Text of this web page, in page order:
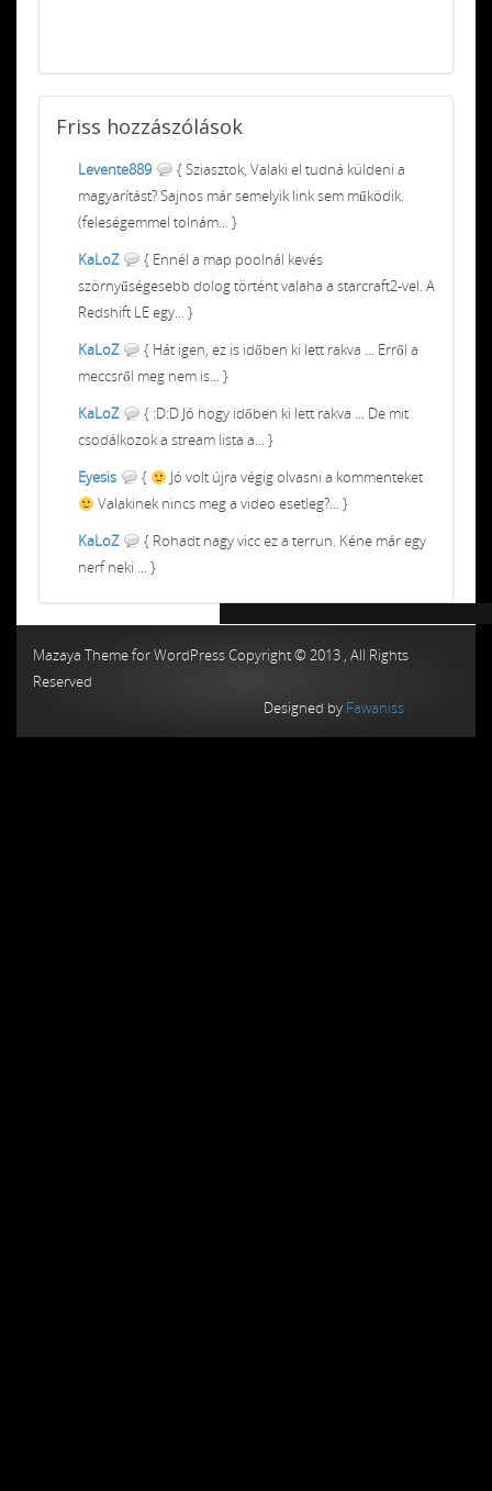
Friss hozzászólások
Levente889
{ Sziasztok, Valaki el tudná küldeni a
magyarítást? Sajnos már semelyik link sem működik.
(feleségemmel tolnám... }
KaLoZ
{ Ennél a map poolnál kevés
szörnyűségesebb dolog történt valaha a starcraft2-vel. A
Redshift LE egy... }
KaLoZ
{ Hát igen, ez is időben ki lett rakva ... Erről a
meccsről meg nem is... }
KaLoZ
{ :D:D Jó hogy időben ki lett rakva ... De mit
csodálkozok a stream lista a... }
Eyesis
{
Jó volt újra végig olvasni a kommenteket
Valakinek nincs meg a video esetleg?... }
KaLoZ
{ Rohadt nagy vicc ez a terrun. Kéne már egy
nerf neki ... }
Mazaya Theme for WordPress Copyright © 2013 , All Rights
Reserved
Designed by Fawaniss